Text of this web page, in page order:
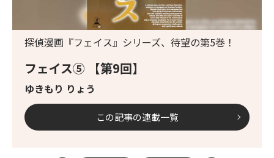
フェイス⑤ 【第9回】
ゆきもり りょう
探偵漫画『フェイス』シリーズ、待望の第5巻！
この記事の連載一覧